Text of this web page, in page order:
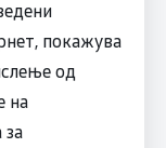
покажува
од
на
за